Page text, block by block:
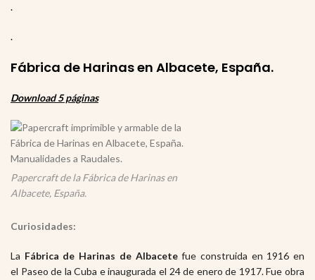
.
.
Fábrica de Harinas en Albacete, España.
Download 5 páginas
Papercraft de la Fábrica de Harinas en
Albacete, España.
Curiosidades:
La Fábrica de Harinas de Albacetefue construida en 1916 en
el Paseo de la Cuba e inaugurada el 24 de enero de 1917. Fue obra